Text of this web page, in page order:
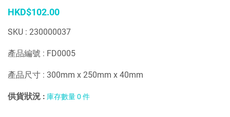
HKD$102.00
SKU : 230000037
產品編號 : FD0005
產品尺寸 : 300mm x 250mm x 40mm
供貨狀況 : 庫存數量 0 件